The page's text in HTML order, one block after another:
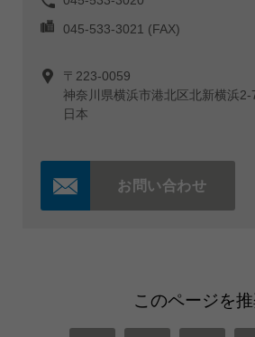
045-533-3021 (FAX)
〒223-0059
神奈川県横浜市港北区北新横浜2-
日本
お問い合わせ
このページを